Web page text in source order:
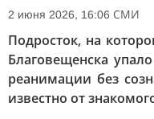
2 июня 2026, 16:06 СМИ
Подросток, на
Благовещенска
реанимации без
известно от